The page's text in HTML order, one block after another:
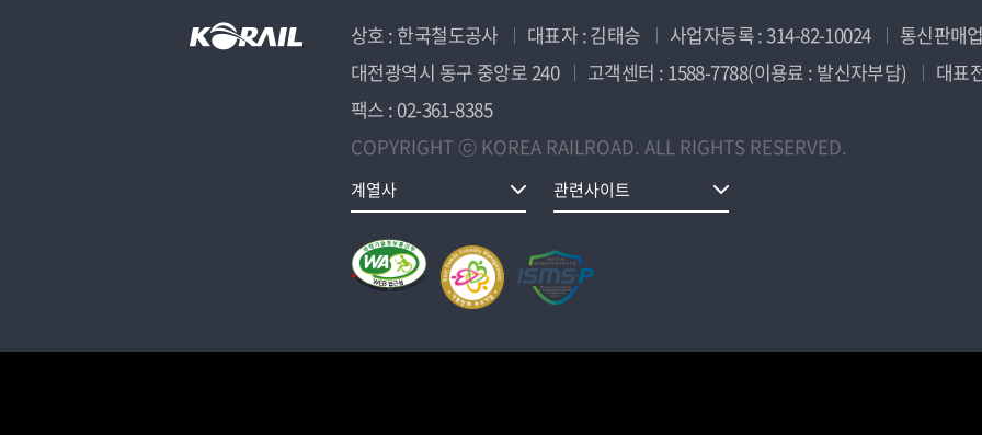
상호 : 한국철도공사 대표자 : 김태승 사업자등록 : 314-82-10024
통신판매
대전광역시 동구 중앙로 240
고객센터 : 1588-7788(이용료 : 발신자부담)
대표
팩스 : 02-361-8385
COPYRIGHT ⓒ KOREA RAILROAD. ALL RIGHTS RESERVED.
계열사 관련사이트